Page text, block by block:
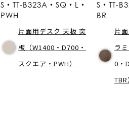
S・TT-B323A・SQ・L・
PWH
片面用デスク 天板 突
板（W1400・D700・
スクエア・PWH）
S・TT-
BR
片
ラ
0・
TBR